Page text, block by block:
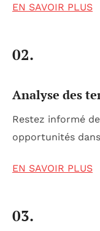
EN SAVOIR PLUS
02.
Analyse des
Restez informé
opportunités
EN SAVOIR PLUS
03.